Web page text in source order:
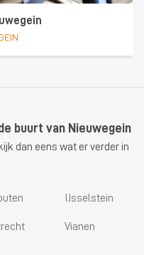
buurt van Nieuwegein
dan eens wat er verder in
IJsselstein
Vianen